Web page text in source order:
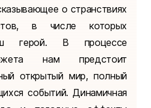
о странствиях
в числе которых
герой. В процессе
нам предстоит
открытый мир, полный
событий. Динамичная